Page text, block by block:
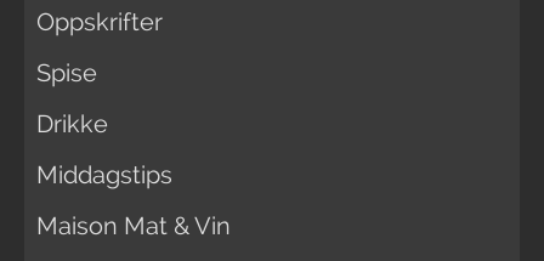
Oppskrifter
Spise
Drikke
Middagstips
Maison Mat & Vin